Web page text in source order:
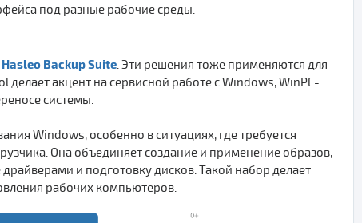
под разные рабочие среды.
Hasleo Backup Suite. Эти решения тоже применяются для
акцент на сервисной работе с Windows, WinPE-
системы.
Windows, особенно в ситуациях, где требуется
Она объединяет создание и применение образов,
драйверами и подготовку дисков. Такой набор делает
рабочих компьютеров.